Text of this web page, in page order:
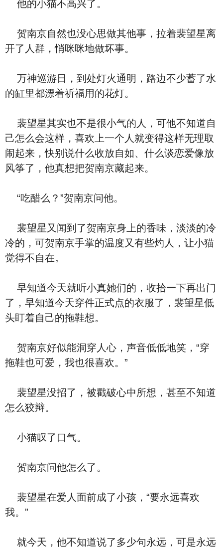
他的小猫不高兴了。
贺南京自然也没心思做其他事，拉着裴望星离
开了人群，悄咪咪地做坏事。
万神巡游日，到处灯火通明，路边不少蓄了水
的缸里都漂着祈福用的花灯。
裴望星其实也不是很小气的人，可他不知道自
己怎么会这样，喜欢上一个人就变得这样无理取
闹起来，快别说什么收放自如、什么谈恋爱像放
风筝了，他真想把贺南京藏起来。
“吃醋么？”贺南京问他。
裴望星又闻到了贺南京身上的香味，淡淡的冷
冷的，可贺南京手掌的温度又有些灼人，让小猫
觉得不自在。
早知道今天就听小真她们的，收拾一下再出门
了，早知道今天穿件正式点的衣服了，裴望星低
头盯着自己的拖鞋想。
贺南京好似能洞穿人心，声音低低地笑，“穿
拖鞋也可爱，我也很喜欢。”
裴望星没招了，被戳破心中所想，甚至不知道
怎么狡辩。
小猫叹了口气。
贺南京问他怎么了。
裴望星在爱人面前成了小孩，“要永远喜欢
我。”
就今天，他不知道说了多少句永远，可是永远